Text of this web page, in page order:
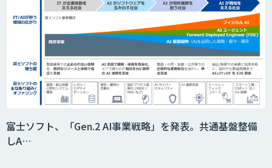
AIモデル開発
DX戦略・AIモデル構築コンサルティング
MAISTER™
富士ソフト、「Gen.2 AI事業戦略」を発表。共通基盤整備
しA…